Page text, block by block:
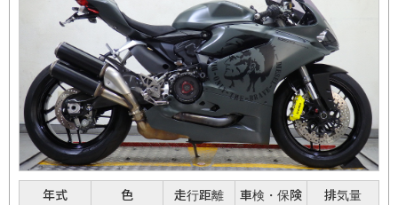
年式 色 走行距離 車検・保険
排気量